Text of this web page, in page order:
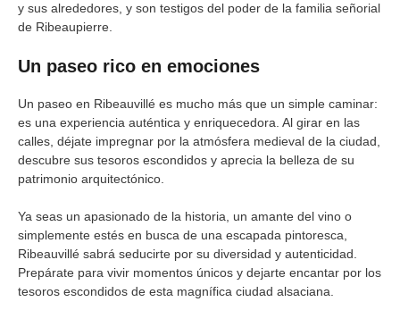
y sus alrededores, y son testigos del poder de la familia señorial
de Ribeaupierre.
Un paseo rico en emociones
Un paseo en Ribeauvillé es mucho más que un simple caminar:
es una experiencia auténtica y enriquecedora. Al girar en las
calles, déjate impregnar por la atmósfera medieval de la ciudad,
descubre sus tesoros escondidos y aprecia la belleza de su
patrimonio arquitectónico.
Ya seas un apasionado de la historia, un amante del vino o
simplemente estés en busca de una escapada pintoresca,
Ribeauvillé sabrá seducirte por su diversidad y autenticidad.
Prepárate para vivir momentos únicos y dejarte encantar por los
tesoros escondidos de esta magnífica ciudad alsaciana.